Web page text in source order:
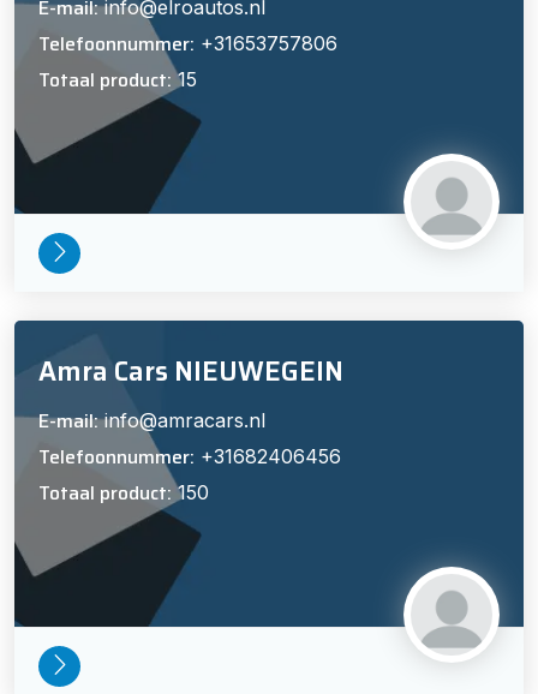
E-mail:info@elroautos.nl
Telefoonnummer: +31653757806
Totaal product: 15
Amra Cars NIEUWEGEIN
E-mail:info@amracars.nl
Telefoonnummer: +31682406456
Totaal product: 150